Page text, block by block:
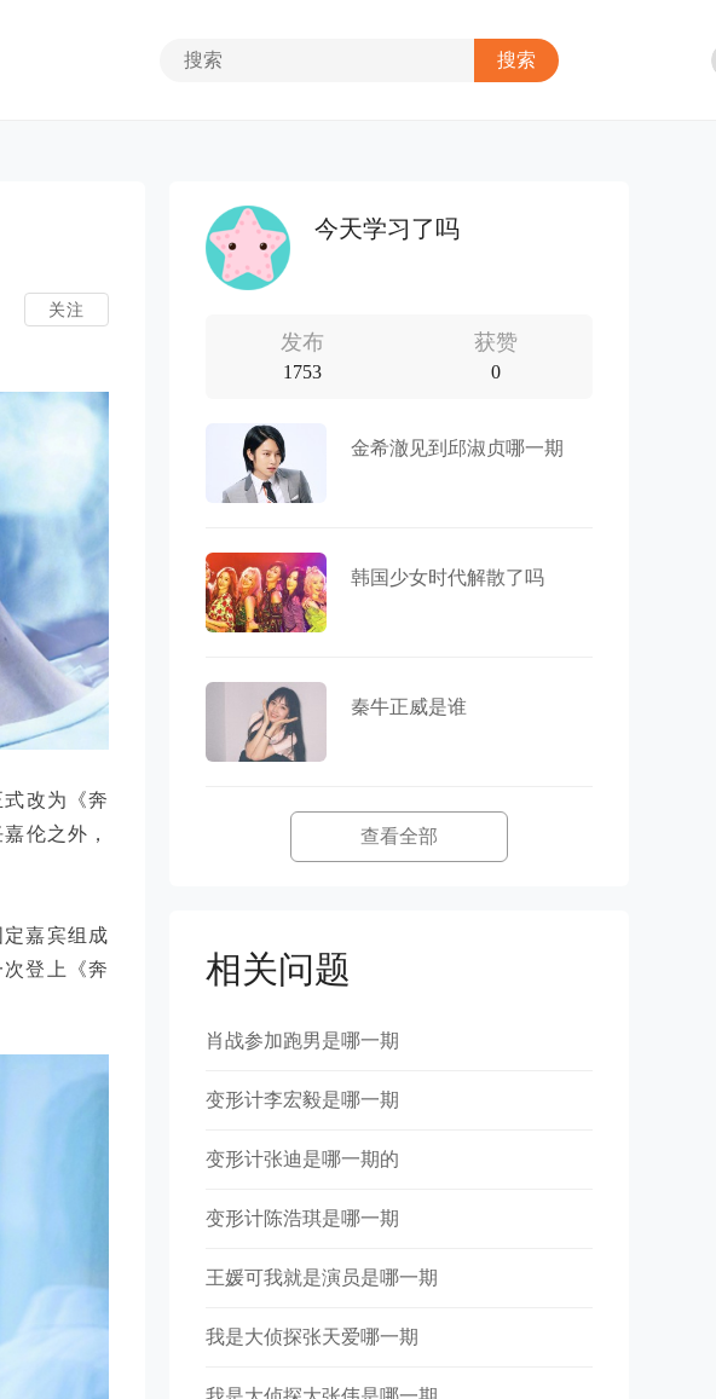
关注
改为《奔
伦之外，
嘉宾组成
登上《奔
今天学习了吗
发布
1753
获赞
0
金希澈见到邱淑贞哪一期
韩国少女时代解散了吗
秦牛正威是谁
查看全部
相关问题
肖战参加跑男是哪一期
变形计李宏毅是哪一期
变形计张迪是哪一期的
变形计陈浩琪是哪一期
王媛可我就是演员是哪一期
我是大侦探张天爱哪一期